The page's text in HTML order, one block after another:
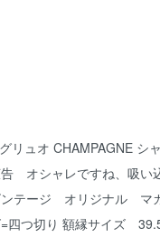
リュオ CHAMPAGNE シ
オシャレですね、吸い
テージ オリジナル マ
四つ切り 額縁サイズ